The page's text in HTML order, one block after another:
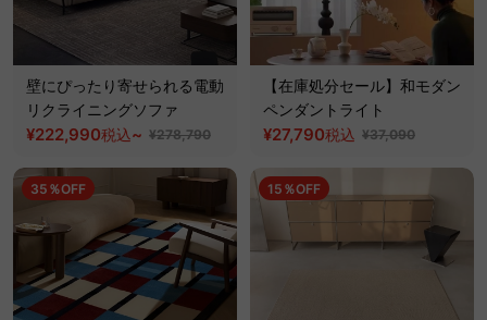
壁にぴったり寄せられる電動
リクライニングソファ
¥222,990税込~ ¥278,790
【在庫処分セール】和モダン
ペンダントライト
¥27,790税込 ¥37,090
35％OFF 15％OFF